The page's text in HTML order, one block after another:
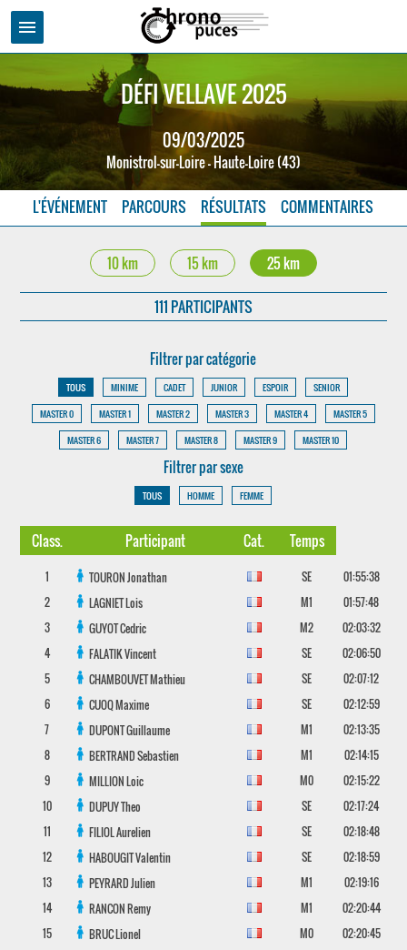
menu
DÉFI VELLAVE 2025
09/03/2025
Monistrol-sur-Loire - Haute-Loire (43)
L'ÉVÉNEMENT PARCOURS RÉSULTATS COMMENTAIRES
10 km 15 km 25 km
111 PARTICIPANTS
Filtrer par catégorie
TOUS MINIME CADET JUNIOR ESPOIR
SENIOR
MASTER 0
MASTER 1 MASTER 2 MASTER 3 MASTER 4
MASTER 5
MASTER 6
MASTER 7 MASTER 8 MASTER 9 MASTER 10
Filtrer par sexe
TOUS HOMME FEMME
Class. Participant Cat. Temps
1 TOURONJonathan SE
01:55:38
2
LAGNIETLois M1
01:57:48
3
GUYOTCedric M2
02:03:32
4
FALATIKVincent SE
02:06:50
5
CHAMBOUVETMathieu SE
02:07:12
6
CUOQMaxime SE
02:12:59
7
DUPONTGuillaume M1
02:13:35
8
BERTRANDSebastien M1
02:14:15
9
MILLIONLoic M0
02:15:22
10
DUPUYTheo SE
02:17:24
11
FILIOLAurelien SE
02:18:48
12
HABOUGITValentin SE
02:18:59
13
PEYRARDJulien M1
02:19:16
14
RANCONRemy M1
02:20:44
15
BRUCLionel M0
02:20:45